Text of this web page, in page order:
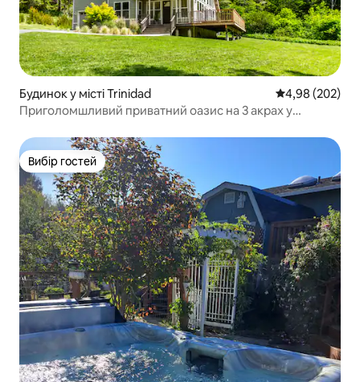
Будинок у місті Trinidad Середня
4,98 (202)
Приголомшливий приватний оазис на 3 акрах у
Вибір гостей
Вибір гостей